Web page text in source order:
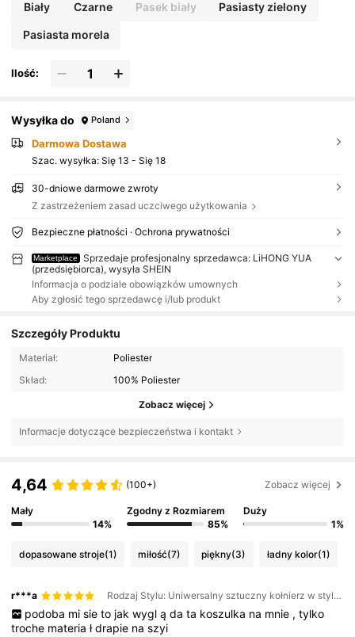
Biały Czarne Pasek biały Pasiasty zielony
Pasiasta morela
Ilość:
Wysyłka do Poland
Darmowa Dostawa
Szac. wysyłka: Się 13 - Się 18
30-dniowe darmowe zwroty
Z zastrzeżeniem zasad uczciwego użytkowania
Bezpieczne płatności · Ochrona prywatności
Marketplace
Sprzedaje profesjonalny sprzedawca: LiHONG YUA
(przedsiębiorca), wysyła SHEIN
Informacja o podziale obowiązków umownych
Aby zgłosić tego sprzedawcę i/lub produkt
Szczegóły Produktu
Materiał:
Poliester
Skład:
100% Poliester
Zobacz więcej
Informacje dotyczące bezpieczeństwa i kontakt
4,64 (100+) Zobacz więcej
Mały
14%
Zgodny z Rozmiarem
85%
Duży
1%
dopasowane stroje(1) miłość(7) piękny(3) ładny kolor(1)
r***a Rodzaj Stylu: Uniwersalny sztuczny kołnierz w stylu koreańskim / Kolor: Czarne
podoba mi sie to jak wygl ą da ta koszulka na mnie , tylko
troche materiałdrapie naszyi